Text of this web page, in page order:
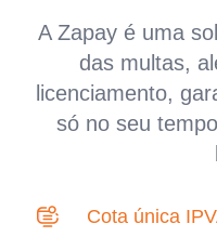
A Zapay é uma
das multas,
licenciamento,
só no seu
Cota única